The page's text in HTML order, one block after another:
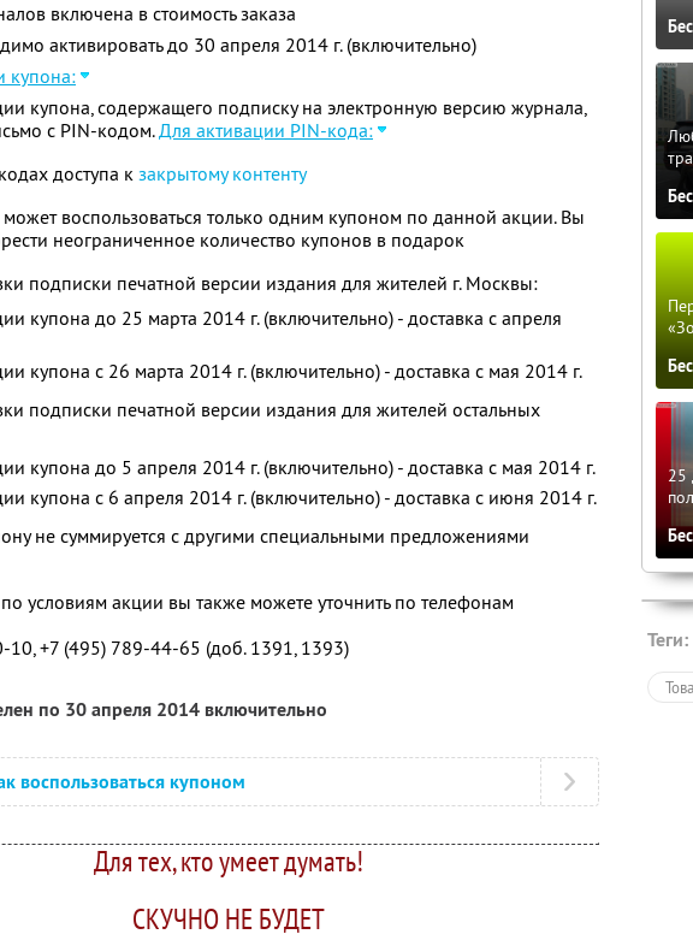
включена в стоимость заказа
активировать до 30 апреля 2014 г. (включительно)
купона:
купона, содержащего подписку на электронную версию журнала,
с PIN-кодом.Для активации PIN-кода:
доступа кзакрытому контенту
воспользоваться только одним купоном по данной акции. Вы
неограниченное количество купонов в подарок
подписки печатной версии издания для жителей г. Москвы:
купона до 25 марта 2014 г. (включительно) - доставка с апреля
купона с 26 марта 2014 г. (включительно) - доставка с мая 2014 г.
подписки печатной версии издания для жителей остальных
купона до 5 апреля 2014 г. (включительно) - доставка с мая 2014 г.
купона с 6 апреля 2014 г. (включительно) - доставка с июня 2014 г.
не суммируется с другими специальными предложениями
условиям акции вы также можете уточнить по телефонам
10, +7 (495) 789-44-65 (доб. 1391, 1393)
по 30 апреля 2014 включительно
воспользоваться купоном
Для тех, кто умеет думать!
СКУЧНО НЕ БУДЕТ
25
Теги: